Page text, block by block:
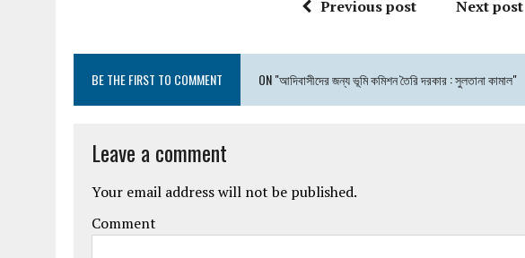
Previous post Next post
BE THE FIRST TO COMMENT ON "আদিবাসীদের জন্য ভূমি কমিশন তৈরি দরকার : সুলতানা কামাল"
Leave a comment
Your email address will not be published.
Comment